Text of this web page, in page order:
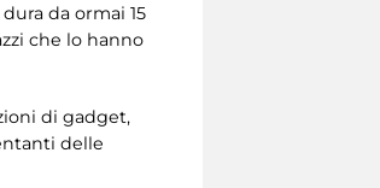
da ormai 15
che lo hanno
di gadget,
delle